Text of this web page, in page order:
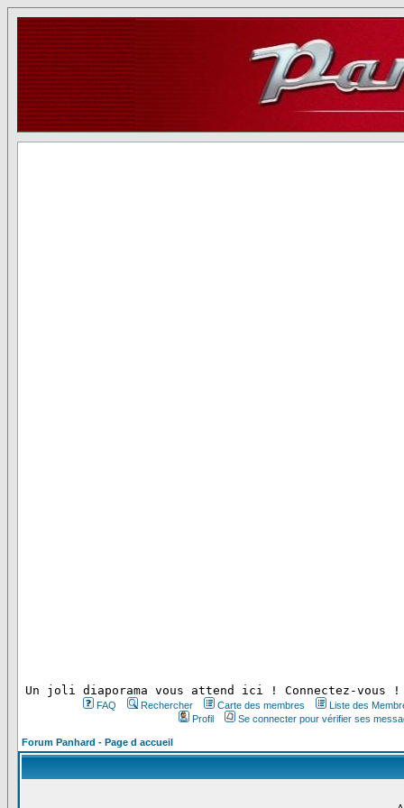
Un joli diaporama vous attend ici ! Connectez-vous !
FAQ Rechercher Carte des membres
Liste des
Profil
Se connecter pour vérifier ses
Forum Panhard - Page d accueil